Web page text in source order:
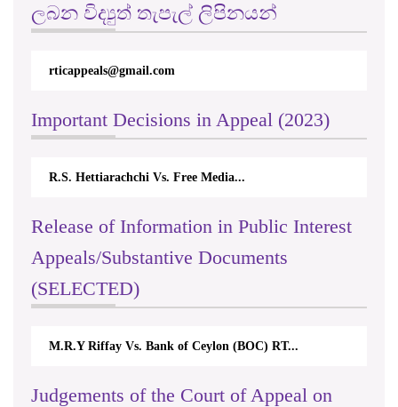
ලබන විද්‍යුත් තැපැල් ලිපිනයන්
rticappeals@gmail.com
Important Decisions in Appeal (2023)
R.S. Hettiarachchi Vs. Free Media...
Release of Information in Public Interest
Appeals/Substantive Documents
(SELECTED)
M.R.Y Riffay Vs. Bank of Ceylon (BOC) RT...
Judgements of the Court of Appeal on